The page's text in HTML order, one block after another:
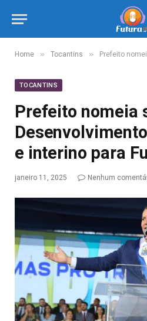
Home » Tocantins » Prefeito nomeia secretário
TOCANTINS
Prefeito nomeia
e interino para
janeiro 11, 2025 Nenhum